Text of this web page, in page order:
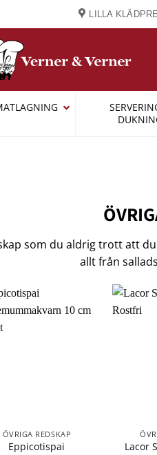
LILLA
som du aldrig trott att
allt från
ÖVRIGA REDSKAP
Eppicotispai
Lacor